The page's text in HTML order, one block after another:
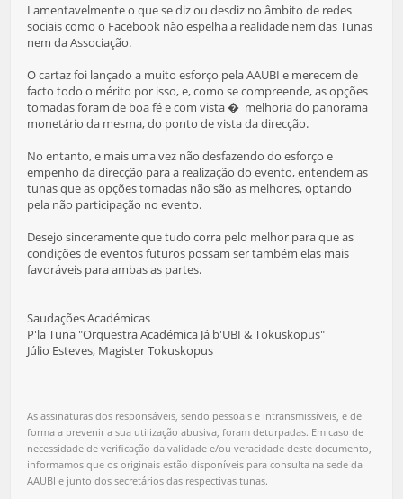
Lamentavelmente o que se diz ou desdiz no âmbito de redes
sociais como o Facebook não espelha a realidade nem das Tunas
nem da Associação.
O cartaz foi lançado a muito esforço pela AAUBI e merecem de
facto todo o mérito por isso, e, como se compreende, as opções
tomadas foram de boa fé e com vista � melhoria do panorama
monetário da mesma, do ponto de vista da direcção.
No entanto, e mais uma vez não desfazendo do esforço e
empenho da direcção para a realização do evento, entendem as
tunas que as opções tomadas não são as melhores, optando
pela não participação no evento.
Desejo sinceramente que tudo corra pelo melhor para que as
condições de eventos futuros possam ser também elas mais
favoráveis para ambas as partes.
Saudações Académicas
P'la Tuna "Orquestra Académica Já b'UBI & Tokuskopus"
Júlio Esteves, Magister Tokuskopus
As assinaturas dos responsáveis, sendo pessoais e intransmissíveis, e de
forma a prevenir a sua utilização abusiva, foram deturpadas. Em caso de
necessidade de verificação da validade e/ou veracidade deste documento,
informamos que os originais estão disponíveis para consulta na sede da
AAUBI e junto dos secretários das respectivas tunas.